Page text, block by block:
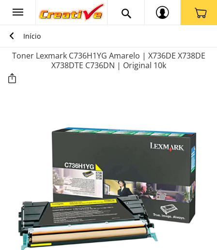
Início
Toner Lexmark C736H1YG Amarelo | X736DE X738DE
X738DTE C736DN | Original 10k